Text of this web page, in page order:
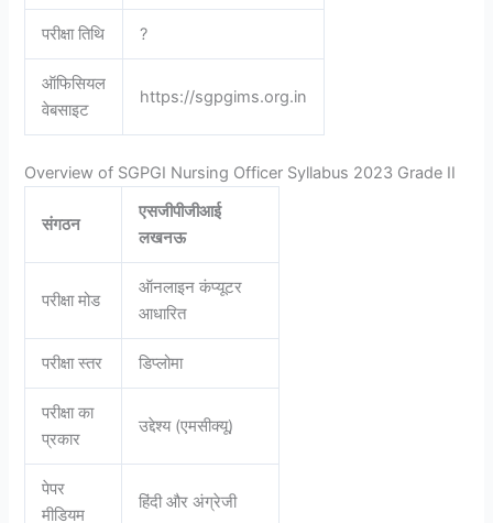
परीक्षा तिथि ?
ऑफिसियल
वेबसाइट
https://sgpgims.org.in
Overview of SGPGI Nursing Officer Syllabus 2023 Grade II
संगठन
एसजीपीजीआई
लखनऊ
परीक्षा मोड
ऑनलाइन कंप्यूटर
आधारित
परीक्षा स्तर डिप्लोमा
परीक्षा का
प्रकार
उद्देश्य (एमसीक्यू)
पेपर
मीडियम
हिंदी और अंग्रेजी